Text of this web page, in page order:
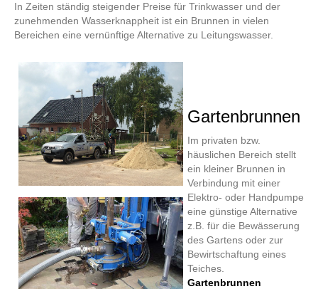
In Zeiten ständig steigender Preise für Trinkwasser und der
zunehmenden Wasserknappheit ist ein Brunnen in vielen
Bereichen eine vernünftige Alternative zu Leitungswasser.
Gartenbrunnen
Im privaten bzw.
häuslichen Bereich stellt
ein kleiner Brunnen in
Verbindung mit einer
Elektro- oder Handpumpe
eine günstige Alternative
z.B. für die Bewässerung
des Gartens oder zur
Bewirtschaftung eines
Teiches.
Gartenbrunnen